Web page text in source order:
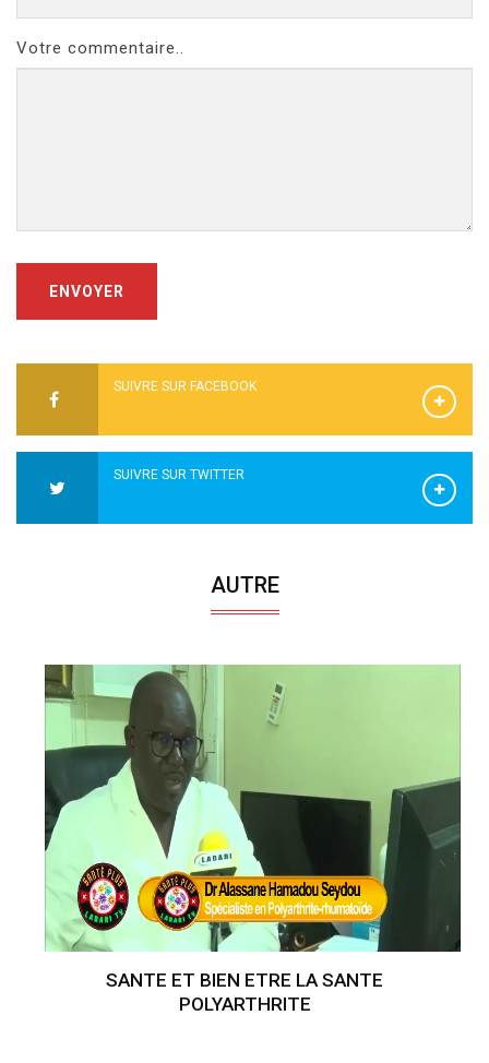
Votre commentaire..
ENVOYER
SUIVRE SUR FACEBOOK
SUIVRE SUR TWITTER
AUTRE
SANTE ET BIEN ETRE LA SANTE
POLYARTHRITE